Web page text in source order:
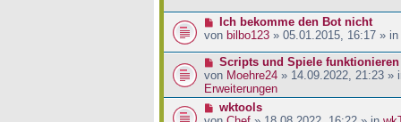
a
g
e
t
r
a
g
e
B
e
t
r
a
g
N
e
e
r
B
e
Ich bekomme den Bot nicht
von bilbo123 » 05.01.2015, 16:17 » in
N
e
u
e
Scripts und Spiele
von Moehre24 » 14.09.2022, 21:23 »
Erweiterungen
Nwktools